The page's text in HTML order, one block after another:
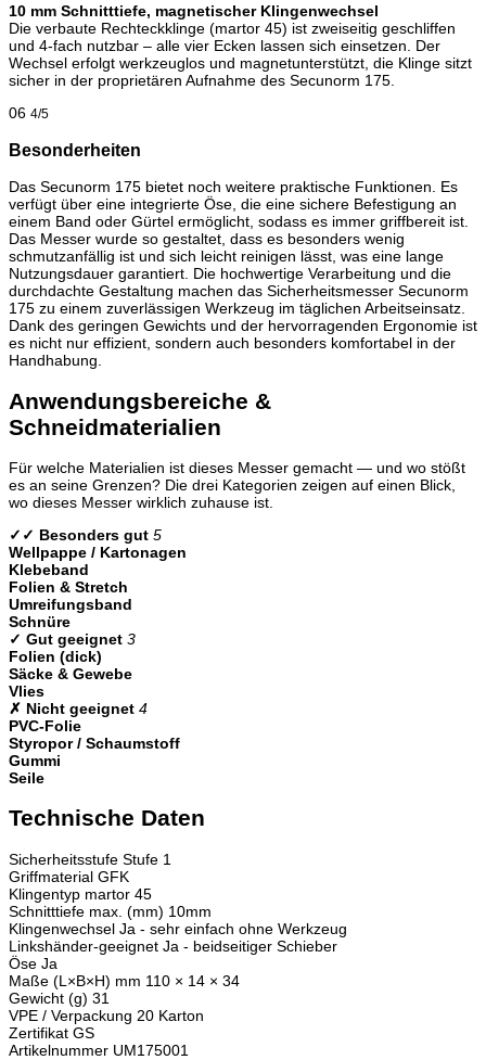
10 mm Schnitttiefe, magnetischer Klingenwechsel
Die verbaute Rechteckklinge (martor 45) ist zweiseitig geschliffen
und 4-fach nutzbar – alle vier Ecken lassen sich einsetzen. Der
Wechsel erfolgt werkzeuglos und magnetunterstützt, die Klinge sitzt
sicher in der proprietären Aufnahme des Secunorm 175.
06 4/5
Besonderheiten
Das Secunorm 175 bietet noch weitere praktische Funktionen. Es
verfügt über eine integrierte Öse, die eine sichere Befestigung an
einem Band oder Gürtel ermöglicht, sodass es immer griffbereit ist.
Das Messer wurde so gestaltet, dass es besonders wenig
schmutzanfällig ist und sich leicht reinigen lässt, was eine lange
Nutzungsdauer garantiert. Die hochwertige Verarbeitung und die
durchdachte Gestaltung machen das Sicherheitsmesser Secunorm
175 zu einem zuverlässigen Werkzeug im täglichen Arbeitseinsatz.
Dank des geringen Gewichts und der hervorragenden Ergonomie ist
es nicht nur effizient, sondern auch besonders komfortabel in der
Handhabung.
Anwendungsbereiche &
Schneidmaterialien
Für welche Materialien ist dieses Messer gemacht — und wo stößt
es an seine Grenzen? Die drei Kategorien zeigen auf einen Blick,
wo dieses Messer wirklich zuhause ist.
✓✓ Besonders gut 5
Wellpappe / Kartonagen
Klebeband
Folien & Stretch
Umreifungsband
Schnüre
✓ Gut geeignet 3
Folien (dick)
Säcke & Gewebe
Vlies
✗ Nicht geeignet 4
PVC-Folie
Styropor / Schaumstoff
Gummi
Seile
Technische Daten
Sicherheitsstufe Stufe 1
Griffmaterial GFK
Klingentyp martor 45
Schnitttiefe max. (mm) 10mm
Klingenwechsel Ja - sehr einfach ohne Werkzeug
Linkshänder-geeignet Ja - beidseitiger Schieber
Öse Ja
Maße (L×B×H) mm 110 × 14 × 34
Gewicht (g) 31
VPE / Verpackung 20 Karton
Zertifikat GS
Artikelnummer UM175001